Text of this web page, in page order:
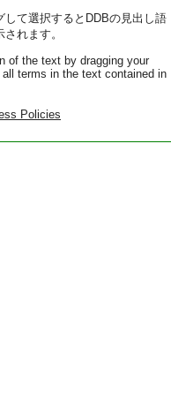
して選択するとDDBの見出し語
れます。
of the text by dragging your
terms in the text contained in
Policies